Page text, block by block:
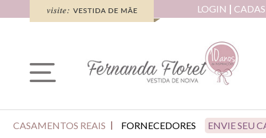
LOGIN
CASAMENTOS REAIS FORNECEDORES ENVIE SEU